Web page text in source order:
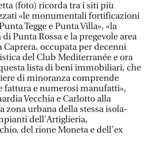
(foto) ricorda tra i siti più
«le monumentali fortificazioni
Tegge e Punta Villa», «la
Punta Rossa e la pregevole area
Caprera, occupata per decenni
del Club Mediterranée e ora
lista di beni immobiliari, che
di minoranza comprende
fattura e numerosi manufatti»,
Vecchia e Carlotto alla
zona urbana della stessa isola-
dell'Artiglieria,
del rione Moneta e dell'ex